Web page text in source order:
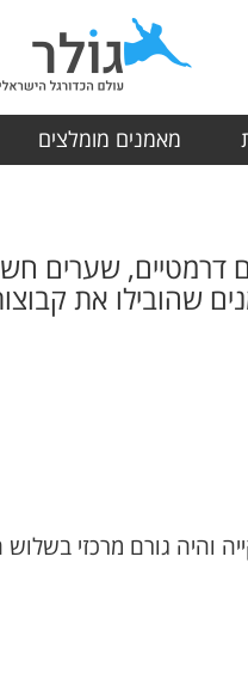
מאמנים מומלצים
דרמטיים, שערים
שהובילו את
והיה גורם מרכזי